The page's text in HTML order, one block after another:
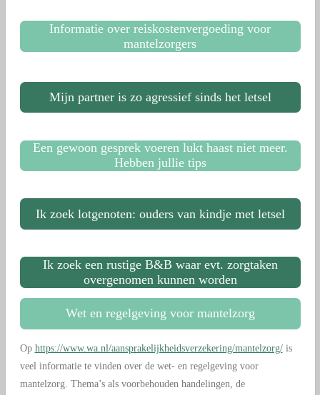
Informatie over reiskostenvergoeding voor
mantelzorgers
Mijn partner is zo agressief sinds het letsel
Een gewoon gesprek voeren lukt haast niet meer.
Hebben jullie tips
Ik zoek lotgenoten: ouders van kindje met letsel
Ik zoek een rustige B&B waar evt. zorgtaken
overgenomen kunnen worden
Wet en regelgeving voor mantelzorg
Op https://www.wa.nl/aansprakelijkheidsverzekering/mantelzorg/is
veel informatie te vinden over de wet- en regelgeving voor
mantelzorg. Thema’s als voorbehouden handelingen, de